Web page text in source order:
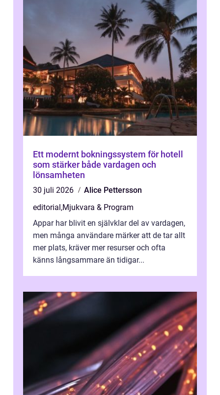
Ett modernt bokningssystem för hotell
som stärker både vardagen och
lönsamheten
30 juli 2026
Alice Pettersson
editorial ,Mjukvara & Program
Appar har blivit en självklar del av vardagen,
men många användare märker att de tar allt
mer plats, kräver mer resurser och ofta
känns långsammare än tidigar...